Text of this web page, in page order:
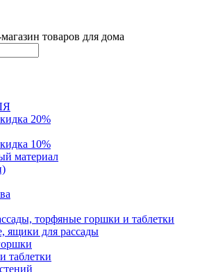
товаров для дома
20%
10%
материал
торфяные горшки и таблетки
ящики для рассады
таблетки